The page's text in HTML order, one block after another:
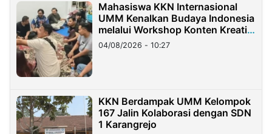
Mahasiswa KKN Internasional
UMM Kenalkan Budaya Indonesia
melalui Workshop Konten Kreatif
di Taiwan
04/08/2026 - 10:27
KKN Berdampak UMM Kelompok
167 Jalin Kolaborasi dengan SDN
1 Karangrejo